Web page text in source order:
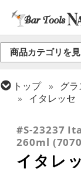
商品カテゴリを
トップ グ
イタレッセ
シャンパン
#S-23237
260ml
イタレ